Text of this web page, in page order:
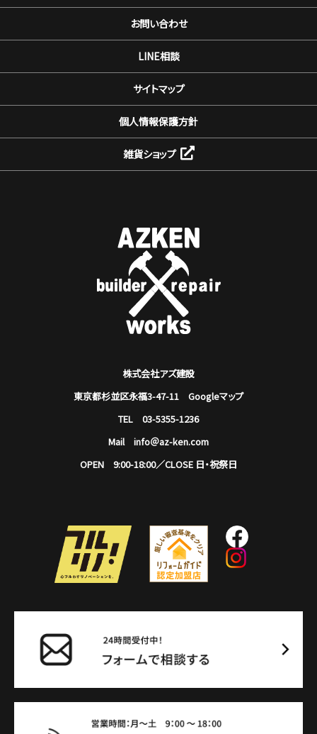
お問い合わせ
LINE相談
サイトマップ
個人情報保護方針
雑貨ショップ
株式会社アズ建設
東京都杉並区永福3-47-11 Googleマップ
TEL 03-5355-1236
Mail info＠az-ken.com
OPEN 9:00-18:00／CLOSE 日・祝祭日